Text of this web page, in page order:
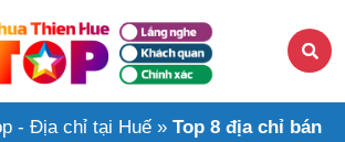
- Địa chỉ tại Huế » Top 8 địa chỉ bán